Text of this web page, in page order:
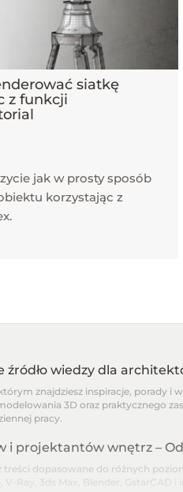
siatkę
z funkcji
jak w prosty sposób
korzystając z
źródło wiedzy dla
znajdziesz inspiracje, porady
3D oraz praktycznego
pracy.
i projektantów wnętrz –
treści dopasowane do różnych
V-Ray, 3ds Max, Blender,